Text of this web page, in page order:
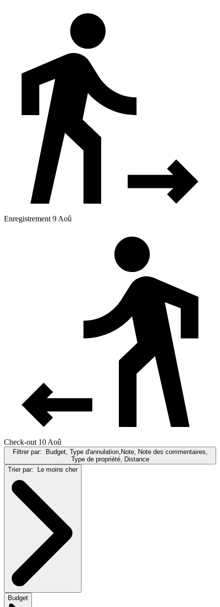
Enregistrement 9 Aoû
Check-out 10 Aoû
Filtrer par:
Budget, Type d'annulation,Note, Note des commentaires,
Type de propriété, Distance
Trier par:
Le moins cher
Budget